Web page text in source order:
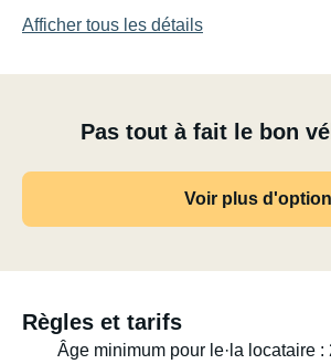
Afficher tous les détails
Pas tout à fait le bon
Voir plus
Règles et tarifs
Âge minimum pour le·la locataire :